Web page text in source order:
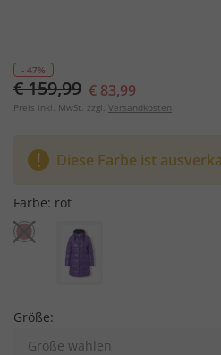
- 47%
€ 159,99 € 83,99
Preis inkl. MwSt. zzgl. Versandkosten
Diese Farbe ist
Farbe: rot
Größe:
Größe wählen